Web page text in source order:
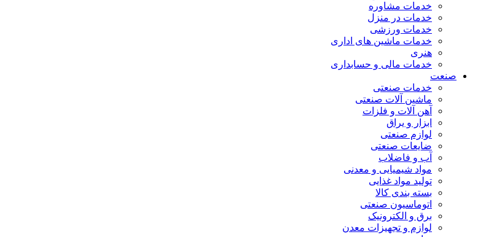
خدمات مشاوره
خدمات در منزل
خدمات ورزشی
خدمات ماشین های اداری
هنری
خدمات مالی و حسابداری
صنعت
خدمات صنعتی
ماشین آلات صنعتی
آهن آلات و فلزات
ابزار و یراق
لوازم صنعتی
ضایعات صنعتی
آب و فاضلاب
مواد شیمیایی و معدنی
تولید مواد غذایی
بسته بندی کالا
اتوماسیون صنعتی
برق و الکترونیک
لوازم و تجهیزات معدن